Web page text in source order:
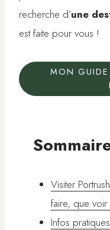
recherche d’une
est faite pour vous !
MON
Visiter
faire, que voir
Infos pratiques